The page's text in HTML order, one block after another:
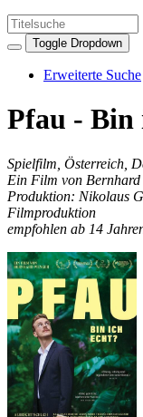
Toggle Dropdown
Erweiterte Suche
Pfau - Bin
Spielfilm, Österreich,
Ein Film von Bernhard
Produktion: Nikolaus
Filmproduktion
empfohlen ab 14